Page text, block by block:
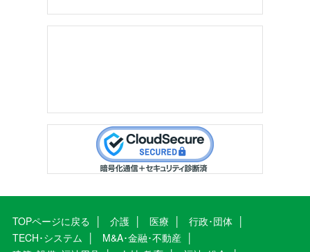
TOPページに戻る 介護 医療
行政･団体
TECH･システム
M&A･金融･不動産